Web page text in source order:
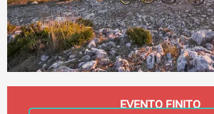
EVENTO FINITO